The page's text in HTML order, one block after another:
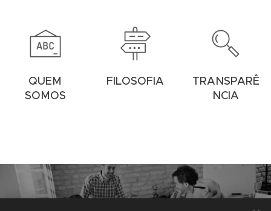
QUEM
SOMOS
FILOSOFIA
TRANSPARÊ
NCIA